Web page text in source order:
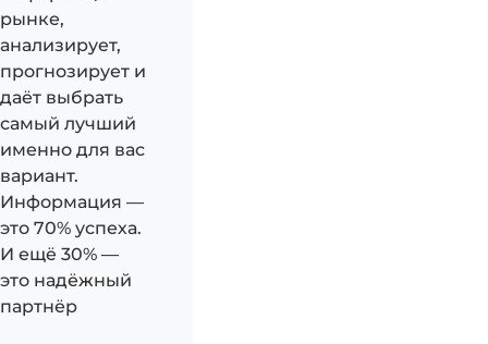
рынке,
анализирует,
прогнозирует и
даёт выбрать
самый лучший
именно для вас
вариант.
Информация —
это 70% успеха.
И ещё 30% —
это надёжный
партнёр